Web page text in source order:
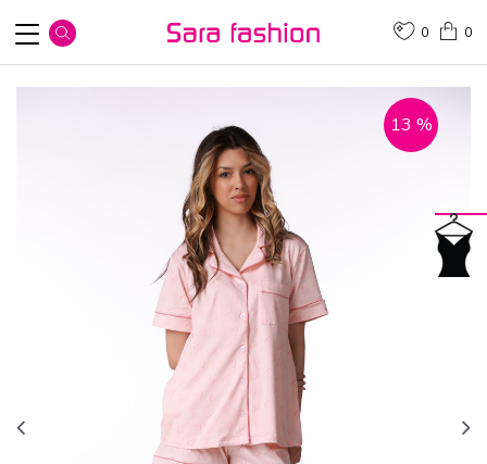
0
0
13 %